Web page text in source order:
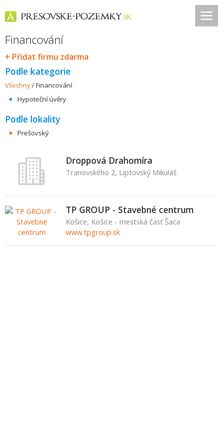
Financování
+ Přidat firmu zdarma
Podle kategorie
Všechny/Financování
Hypoteční úvěry
Podle lokality
Prešovský
Droppová Drahomíra
Tranovského 2, Liptovský Mikuláš
TP GROUP - Stavebné centrum
Košice, Košice - mestská časť Šaca
www.tpgroup.sk